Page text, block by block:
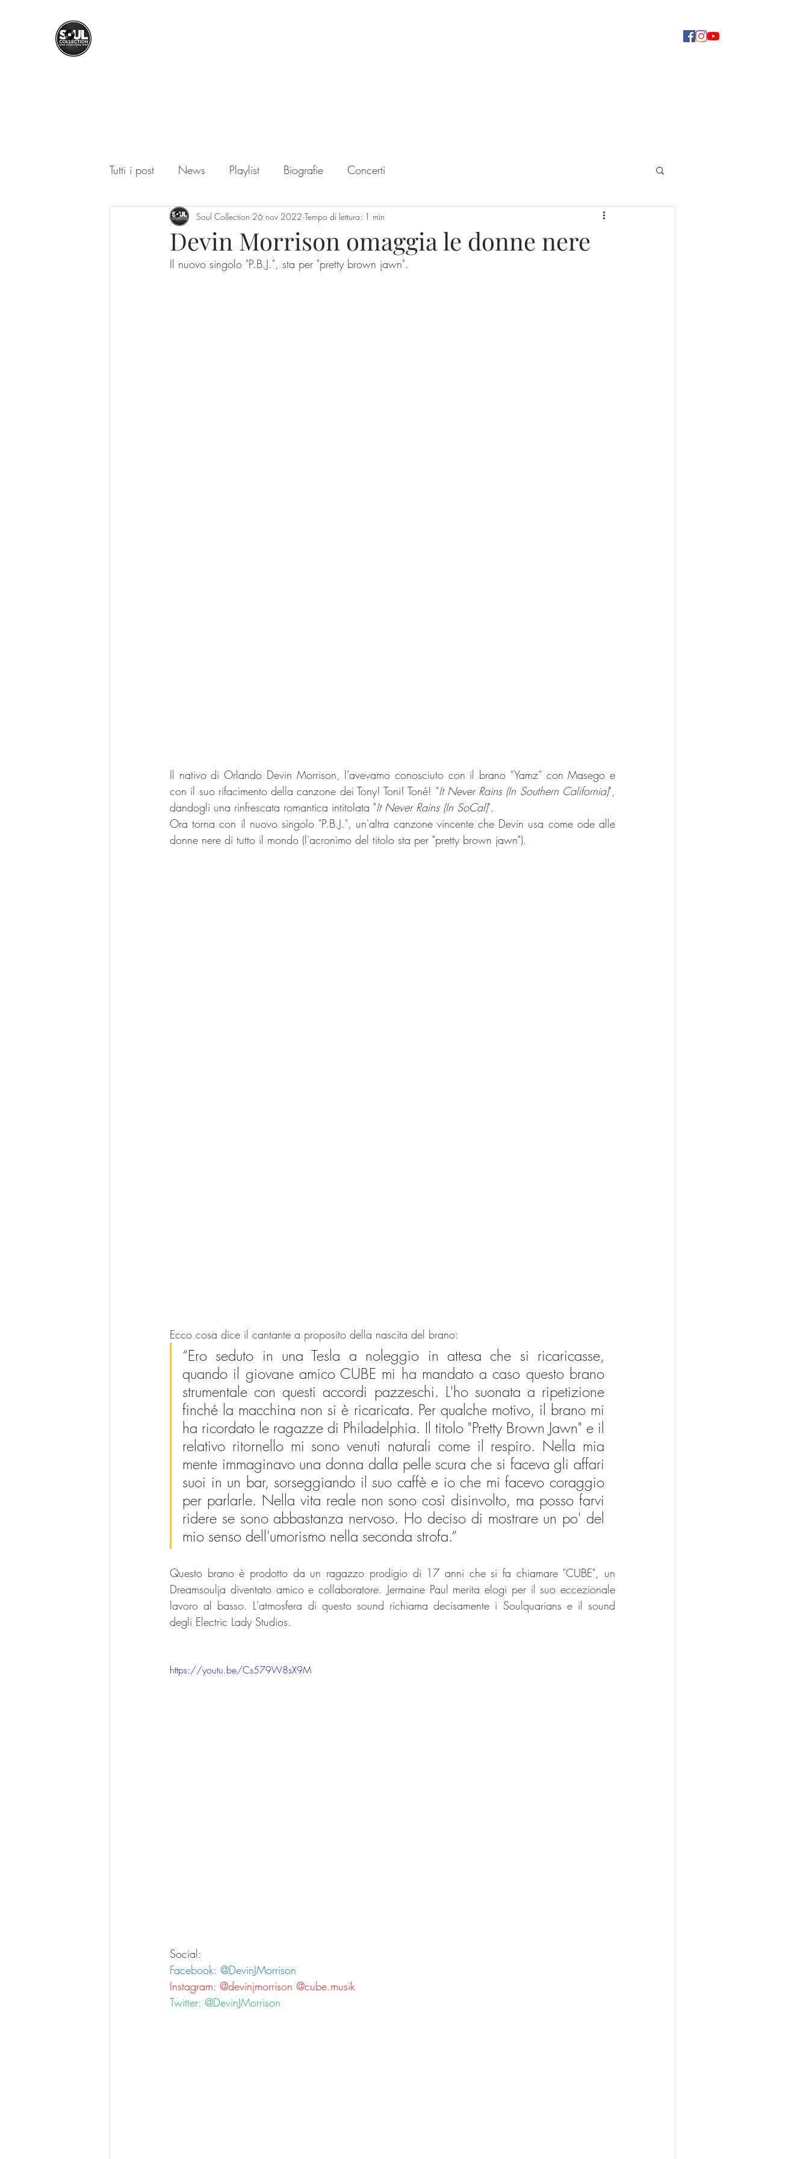
Tutti i post News Playlist Biografie Concerti
Devin Morrison omaggia le donne nere
Soul Collection 26 nov 2022 Tempo di lettura: 1 min
Il nuovo singolo "P.B.J.", sta per "pretty brown jawn".
Il nativo di Orlando Devin Morrison, l’avevamo conosciuto con il brano “Yamz” con Masego e
con il suo rifacimento della canzone dei Tony! Toni! Toné! "It Never Rains (In Southern California)",
dandogli una rinfrescata romantica intitolata "It Never Rains (In SoCal)".
Ora torna con il nuovo singolo "P.B.J.", un'altra canzone vincente che Devin usa come ode alle
donne nere di tutto il mondo (l'acronimo del titolo sta per "pretty brown jawn").
Ecco cosa dice il cantante a proposito della nascita del brano:
“Ero seduto in una Tesla a noleggio in attesa che si ricaricasse,
quando il giovane amico CUBE mi ha mandato a caso questo brano
strumentale con questi accordi pazzeschi. L'ho suonata a ripetizione
finché la macchina non si è ricaricata. Per qualche motivo, il brano mi
ha ricordato le ragazze di Philadelphia. Il titolo "Pretty Brown Jawn" e il
relativo ritornello mi sono venuti naturali come il respiro. Nella mia
mente immaginavo una donna dalla pelle scura che si faceva gli affari
suoi in un bar, sorseggiando il suo caffè e io che mi facevo coraggio
per parlarle. Nella vita reale non sono così disinvolto, ma posso farvi
ridere se sono abbastanza nervoso. Ho deciso di mostrare un po' del
mio senso dell'umorismo nella seconda strofa.”
Questo brano è prodotto da un ragazzo prodigio di 17 anni che si fa chiamare "CUBE", un
Dreamsoulja diventato amico e collaboratore. Jermaine Paul merita elogi per il suo eccezionale
lavoro al basso. L'atmosfera di questo sound richiama decisamente i Soulquarians e il sound
degli Electric Lady Studios.
https://youtu.be/Cs579W8sX9M
Social:
Facebook: @DevinJMorrison
Instagram: @devinjmorrison @cube.musik
Twitter: @DevinJMorrison